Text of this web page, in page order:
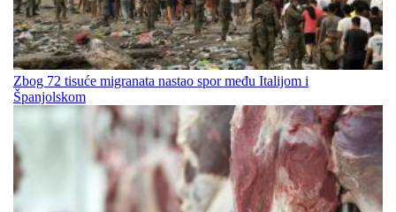
Zbog 72 tisuće migranata nastao spor među Italijom i
Španjolskom